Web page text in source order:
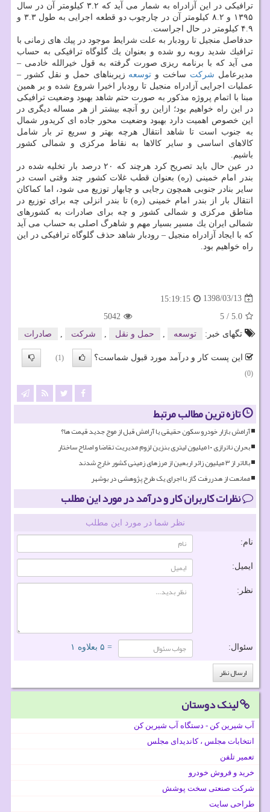
ترافیكی در این آزادراه به شمار می آید كه ۳.۲ كیلومتر آن در سال
۱۳۹۵ و ۸.۲ كیلومتر آن در چارچوب دو قطعه اجرایی به طول ۳.۳ و
۴.۹ كیلومتر در حال اجراست.
حدفاصل منجیل تا رودبار به علت شرایط موجود در پیك های زمانی با
ترافیك شدید روبه رو شده و بعنوان یك گلوگاه ترافیكی به حساب
می آید كه با برنامه ریزی صورت گرفته به قول خیرالله خادمی –
مدیرعامل شركت ساخت و توسعه زیربناهای حمل و نقل كشور –
عملیات اجرایی آزادراه منجیل تا رودبار اخیرا شروع شده و بر همین
مبنا با اتمام پروژه مذكور به صورت حتم شاهد بهبود وضعیت ترافیكی
در این راه خواهیم بود؛ ازاین رو آنچه بیشتر از هر مساله دیگری در
این خصوص اهمیت دارد بهبود وضعیت محور جاده ای كریدور شمال
به جنوب است تا شاهد انتقال هرچه بهتر و سریع تر بار شامل
كالاهای اساسی و سایر كالاها به نقاط مركزی و شمالی كشور
باشیم.
در عین حال باید تصریح كرد هرچند كه ۲۰ درصد بار تخلیه شده در
بندر امام خمینی (ره) بعنوان قطب غلات كشور چند وقتی است در
سایر بنادر جنوبی همچون رجایی و چابهار توزیع می شود، اما كماكان
انتقال بار از بندر امام خمینی (ره) تا بندر انزلی چه برای توزیع در
مناطق مركزی و شمالی كشور و چه برای صادرات به كشورهای
شمالی ایران یك مسیر بسیار مهم و شاهرگ اصلی به حساب می آید
كه با ایجاد آزادراه منجیل – رودبار شاهد حذف گلوگاه ترافیكی در این
راه خواهیم بود.
1398/03/13
15:19:15
5.0
/
5
5042
تگهای خبر:
توسعه حمل و نقل شركت صادرات
این پست کار و درآمد مورد قبول شماست؟
(1)
(0)
تازه ترین مطالب مرتبط
آرامش بازار خودرو سکون حقیقی یا آرامش قبل از موج جدید قیمت ها؟
بحران ناترازی ۱۰ میلیون لیتری بنزین لزوم مدیریت تقاضا و اصلاح ساختار
بالاتر از ۳ میلیون زائر اربعین از مرزهای زمینی کشور خارج شدند
ممانعت از هدررفت گاز با اجرای یک طرح پژوهشی در بوشهر
نظرات کاربران کار و درآمد در مورد این مطلب
نظر شما در مورد این مطلب
نام:
ایمیل:
نظر:
سئوال: = ۵ بعلاوه ۱
لینک دوستان
آب شیرین کن - دستگاه آب شیرین کن
انتخابات مجلس ، کاندیدای مجلس
تعمیر تلفن
خرید و فروش خودرو
شرکت صنعتی سخت پوشش
طراحی سایت